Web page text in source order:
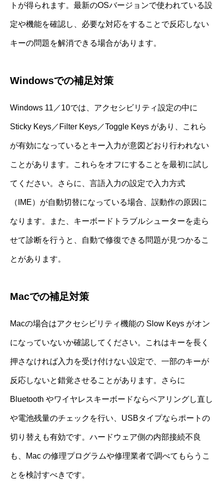
トが得られます。最新のOSバージョンで使われている設
定や機能を確認し、必要な対応をすることで反応しない
キーの問題を解消できる場合があります。
Windowsでの補足対策
Windows 11／10では、アクセシビリティ設定の中に
Sticky Keys／Filter Keys／Toggle Keys があり、これら
が有効になっているとキー入力が意図どおり行われない
ことがあります。これらをオフにすることを最初に試し
てください。さらに、言語入力の設定で入力方式
（IME）が自動切替になっている場合、誤動作の原因に
なります。また、キーボードトラブルシューターを走ら
せて診断を行うと、自動で修復できる問題が見つかるこ
とがあります。
Macでの補足対策
Macの場合はアクセシビリティ機能の Slow Keys がオン
になっていないか確認してください。これはキーを長く
押さなければ入力を受け付けない設定で、一部のキーが
反応しないと錯覚させることがあります。さらに
Bluetooth やワイヤレスキーボードならペアリングし直し
や電池残量のチェックを行い、USBタイプならポートの
切り替えも有効です。ハードウェア側の内部接続不良
も、Mac の修理プログラムや修理業者で調べてもらうこ
とを検討すべきです。